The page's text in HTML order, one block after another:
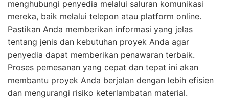
menghubungi penyedia melalui saluran komunikasi
mereka, baik melalui telepon atau platform online.
Pastikan Anda memberikan informasi yang jelas
tentang jenis dan kebutuhan proyek Anda agar
penyedia dapat memberikan penawaran terbaik.
Proses pemesanan yang cepat dan tepat ini akan
membantu proyek Anda berjalan dengan lebih efisien
dan mengurangi risiko keterlambatan material.